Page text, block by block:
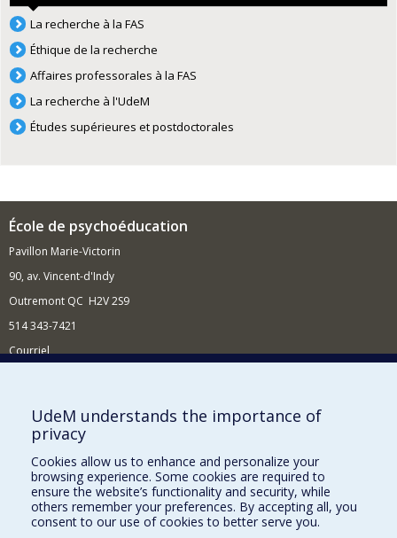
La recherche à la FAS
Éthique de la recherche
Affaires professorales à la FAS
La recherche à l'UdeM
Études supérieures et postdoctorales
École de psychoéducation
Pavillon Marie-Victorin
90, av. Vincent-d'Indy
Outremont QC H2V 2S9
514 343-7421
Courriel
Comment soutenir l'École?
BESOIN D'AIDE?
Plan du site
Signaler une erreur
Accessibilité
UdeM understands the importance of
privacy
Cookies allow us to enhance and personalize your
browsing experience. Some cookies are required to
ensure the website’s functionality and security, while
others remember your preferences. By accepting all, you
consent to our use of cookies to better serve you.